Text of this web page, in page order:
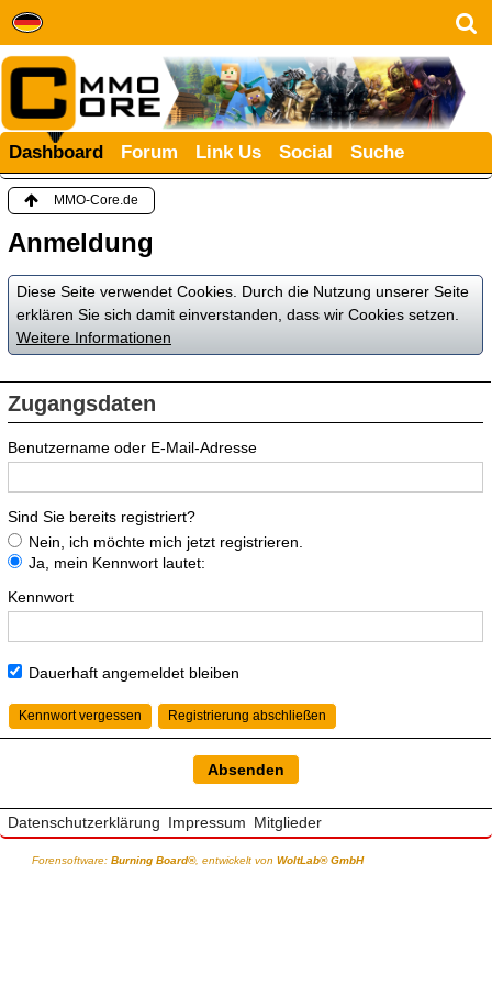
Dashboard Forum Link Us Social Suche
MMO-Core.de
Anmeldung
Diese Seite verwendet Cookies. Durch die Nutzung unserer Seite
erklären Sie sich damit einverstanden, dass wir Cookies setzen.
Weitere Informationen
Zugangsdaten
Benutzername oder E-Mail-Adresse
Sind Sie bereits registriert?
Nein, ich möchte mich jetzt registrieren.
Ja, mein Kennwort lautet:
Kennwort
Dauerhaft angemeldet bleiben
Kennwort vergessen Registrierung abschließen
Datenschutzerklärung Impressum Mitglieder
Forensoftware: Burning Board®, entwickelt von WoltLab® GmbH